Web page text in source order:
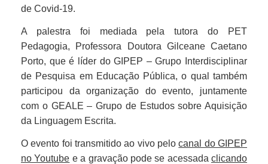
de Covid-19.
A palestra foi mediada pela tutora do PET
Pedagogia, Professora Doutora Gilceane Caetano
Porto, que é líder do GIPEP – Grupo Interdisciplinar
de Pesquisa em Educação Pública, o qual também
participou da organização do evento, juntamente
com o GEALE – Grupo de Estudos sobre Aquisição
da Linguagem Escrita.
O evento foi transmitido ao vivo pelocanal do GIPEP
no Youtube e a gravação pode se acessada clicando